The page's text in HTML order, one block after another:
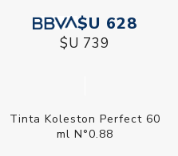
$U 628
$U 739
Tinta Koleston Perfect 60
ml N°0.88